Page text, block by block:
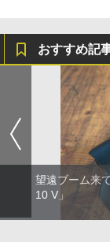
おすすめ記
望遠ブーム来
10 V」